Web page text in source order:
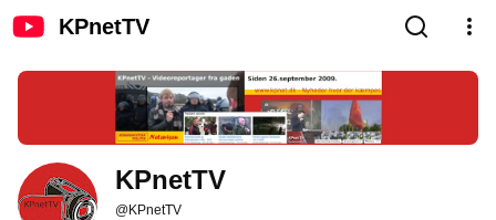
KPnetTV
KPnetTV
@KPnetTV